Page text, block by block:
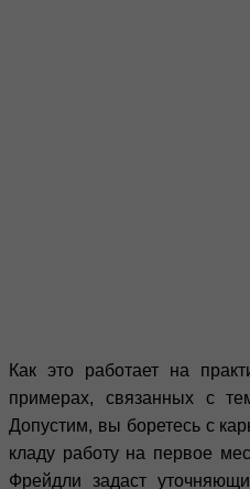
Как это работает на
примерах, связанных с
Допустим, вы боретесь с
кладу работу на первое
Фрейдли задаст